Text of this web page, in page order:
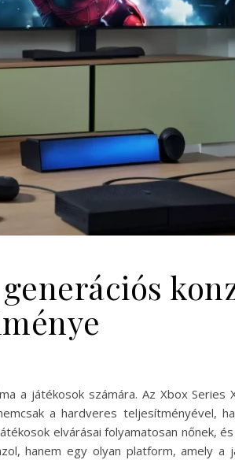
a játékosok számára. Az Xbox Series
a hardveres teljesítményével,
elvárásai folyamatosan nőnek,
hanem egy olyan platform, amely a